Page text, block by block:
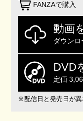
FANZAで購入
動画
ダウン
DVD
定価
※配信日と発売日が